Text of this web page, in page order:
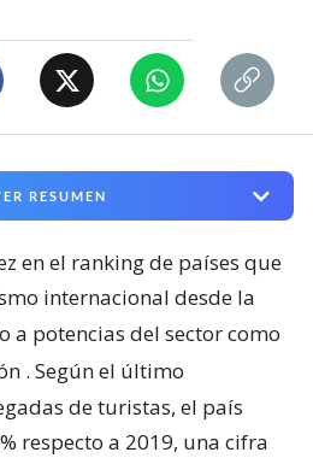
RESUMEN
en el ranking de países que
internacional desde la
a potencias del sector como
. Según el último
de turistas, el país
respecto a 2019, una cifra